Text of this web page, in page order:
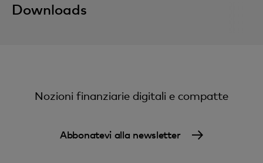
Downloads
Nozioni finanziarie digitali e compatte
Abbonatevi alla newsletter